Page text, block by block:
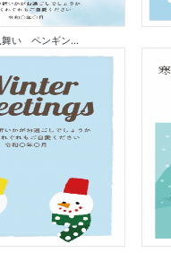
舞い ペンギン...